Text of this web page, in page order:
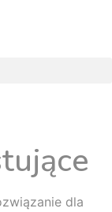
dla